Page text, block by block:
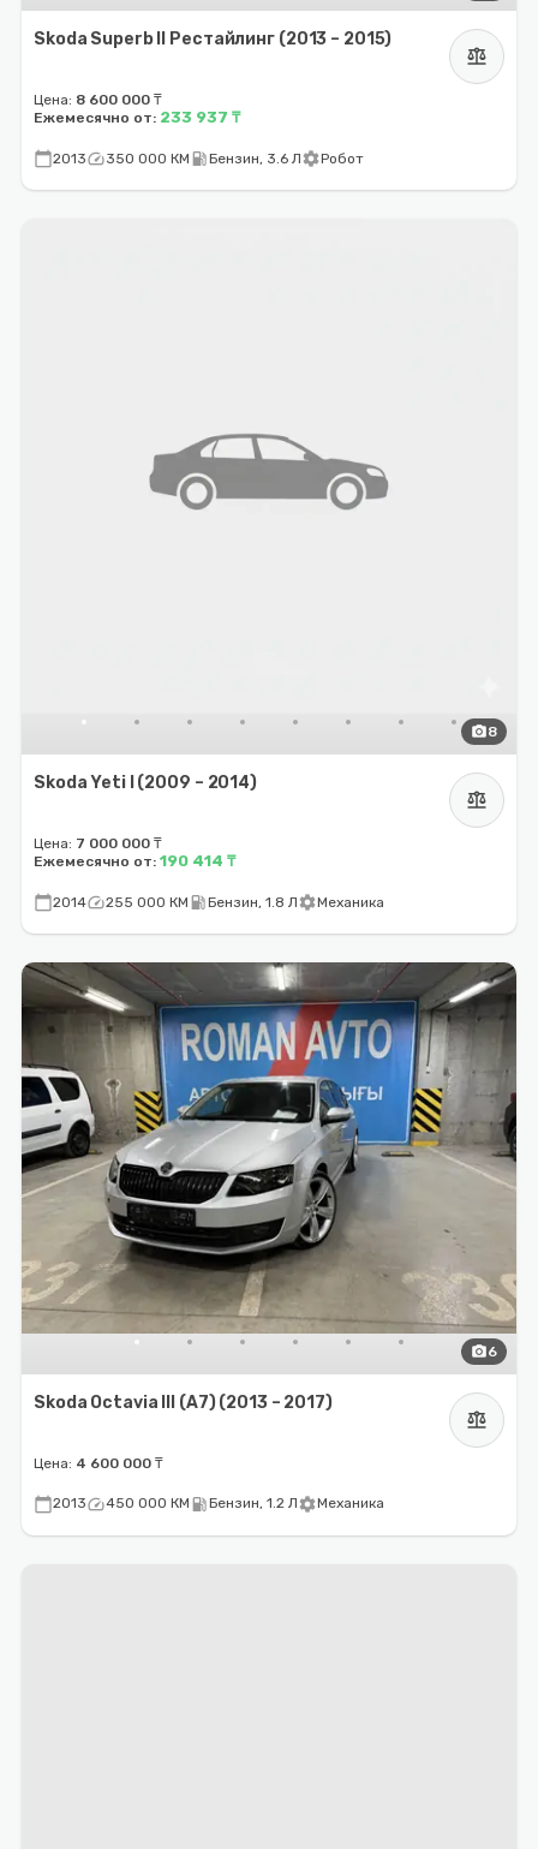
Skoda Superb II Рестайлинг (2013 – 2015)
balance
Цена: 8 600 000 ₸
Ежемесячно от: 233 937 ₸
calendar_today2013speed350 000 КМ local_gas_stationБензин, 3.6 ЛsettingsРобот
photo_camera8
Skoda Yeti I (2009 – 2014)
balance
Цена: 7 000 000 ₸
Ежемесячно от: 190 414 ₸
calendar_today2014speed255 000 КМ local_gas_stationБензин, 1.8 ЛsettingsМеханика
photo_camera6
Skoda Octavia III (A7) (2013 – 2017)
balance
Цена: 4 600 000 ₸
calendar_today2013speed450 000 КМ local_gas_stationБензин, 1.2 ЛsettingsМеханика